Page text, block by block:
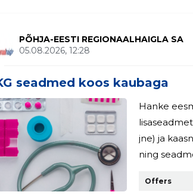
PÕHJA-EESTI REGIONAALHAIGLA SA
05.08.2026, 12:28
seadmed koos kaubaga
Hanke
jne) ja
ning
Offers